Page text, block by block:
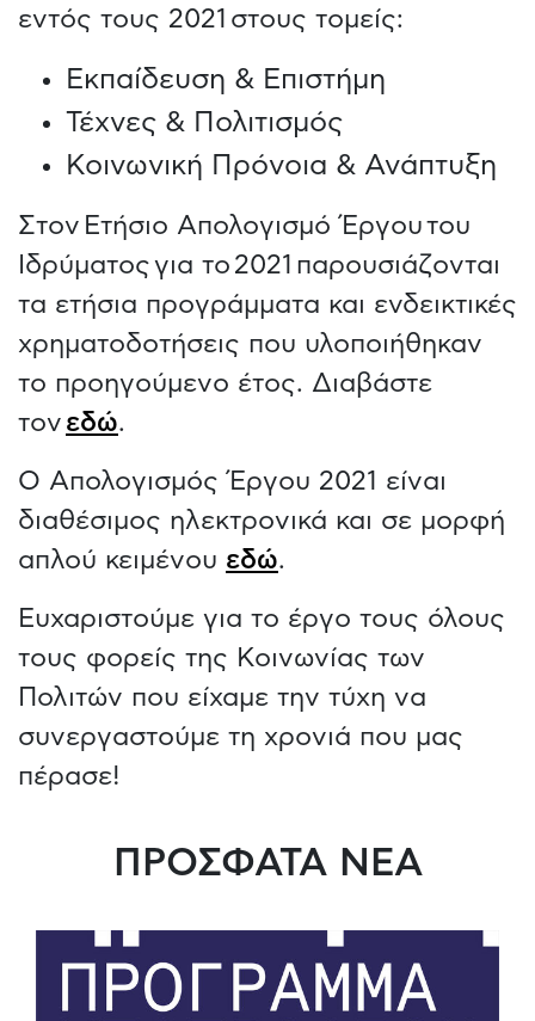
εντός τους 2021 στους τομείς:
Εκπαίδευση & Επιστήμη
Τέχνες & Πολιτισμός
Κοινωνική Πρόνοια & Ανάπτυξη
Στον Ετήσιο Απολογισμό Έργου του
Ιδρύματος για το 2021 παρουσιάζονται
τα ετήσια προγράμματα και ενδεικτικές
χρηματοδοτήσεις που υλοποιήθηκαν
το προηγούμενο έτος. Διαβάστε
τον εδώ.
Ο Απολογισμός Έργου 2021 είναι
διαθέσιμος ηλεκτρονικά και σε μορφή
απλού κειμένου εδώ.
​Ευχαριστούμε για το έργο τους όλους
τους φορείς της Κοινωνίας των
Πολιτών που είχαμε την τύχη να
συνεργαστούμε τη χρονιά που μας
πέρασε!
ΠΡΟΣΦΑΤΑ ΝΕΑ